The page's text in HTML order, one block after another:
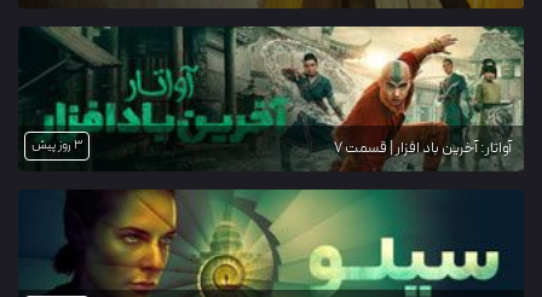
آواتار: آخرین باد افزار | قسمت 7 3 روز پیش